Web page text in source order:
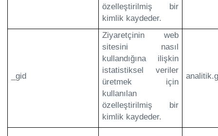
özelleştirilmiş bir
kimlik kaydeder.
_gid
Ziyaretçinin web
sitesini nasıl
kullandığına ilişkin
istatistiksel veriler
üretmek için
kullanılan
özelleştirilmiş bir
kimlik kaydeder.